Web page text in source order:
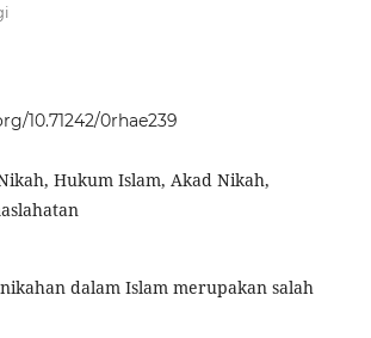
10.71242/0rhae239
Hukum Islam, Akad Nikah,
dalam Islam merupakan salah